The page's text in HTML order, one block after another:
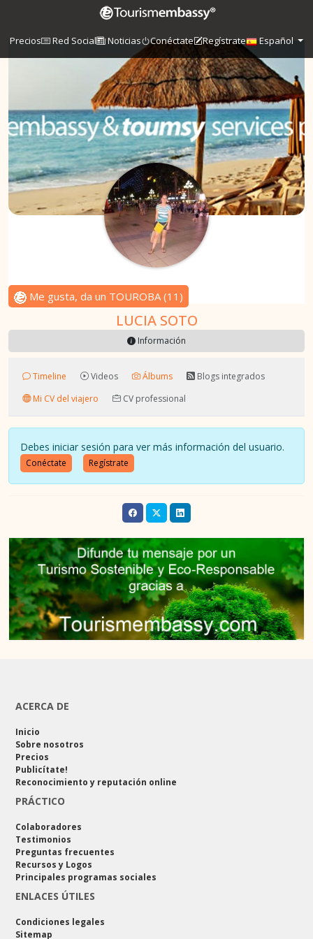
Precios Red Social Noticias Conéctate Regístrate Español
Me gusta, da un TOUROBA(11 )
LUCIA SOTO
Información
Timeline Videos Álbums
Blogs integrados
Mi CV del viajero
CV professional
Debes iniciar sesión para ver más información del usuario.
Conéctate Regístrate
ACERCA DE
Inicio
Sobre nosotros
Precios
Publicítate!
Reconocimiento y reputación online
PRÁCTICO
Colaboradores
Testimonios
Preguntas frecuentes
Recursos y Logos
Principales programas sociales
ENLACES ÚTILES
Condiciones legales
Sitemap